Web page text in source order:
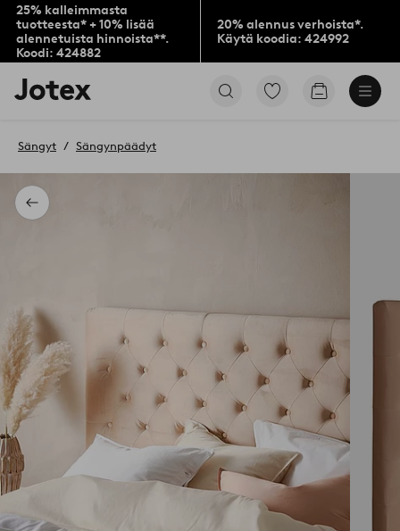
25% kalleimmasta
tuotteesta* + 10% lisää
alennetuista hinnoista**.
Koodi: 424882
20% alennus verhoista*.
Käytä koodia: 424992
Jotex-
logo
aloitussivulle
Siirry
Siirry
Takaisin
Sängyt Sängynpäädyt